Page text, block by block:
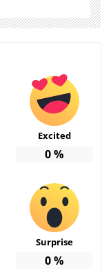
Excited
0%
Surprise
0%